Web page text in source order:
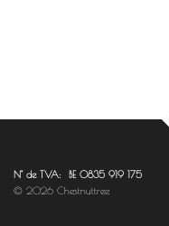
N° de TVA: BE 0835 919 175
© 2026 Chestnuttree